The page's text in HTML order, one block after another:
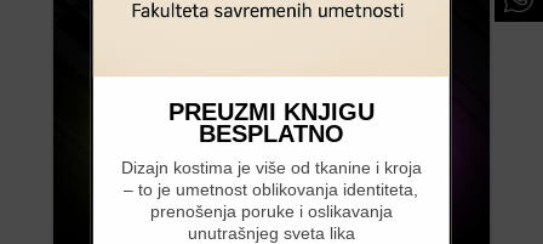
PREUZMI KNJIGU
BESPLATNO
Dizajn kostima je više od tkanine i kroja
– to je umetnost oblikovanja identiteta,
prenošenja poruke i oslikavanja
unutrašnjeg sveta lika